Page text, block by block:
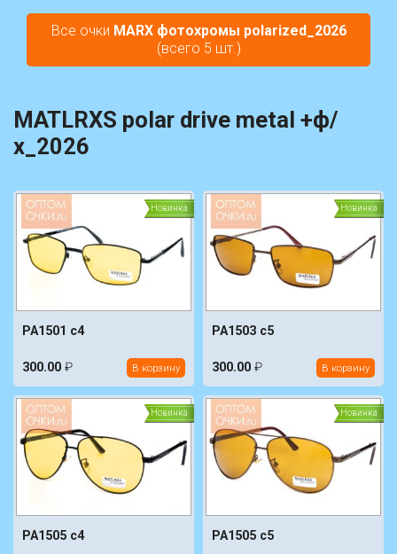
Все очки MARX фотохромы polarized_2026
(всего 5 шт.)
MATLRXS polar drive metal +ф/
х_2026
Новинка
PA1501 c4
300.00 ₽ В корзину
Новинка
PA1503 c5
300.00 ₽ В корзину
Новинка
PA1505 c4
Новинка
PA1505 c5